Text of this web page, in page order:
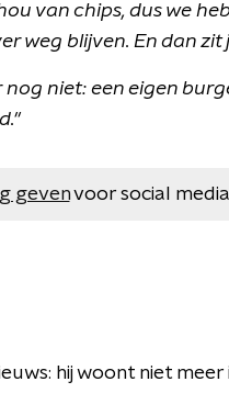
van chips, dus we
weg blijven. En dan zit
nog niet: een eigen
gevenvoor social
hij woont niet meer